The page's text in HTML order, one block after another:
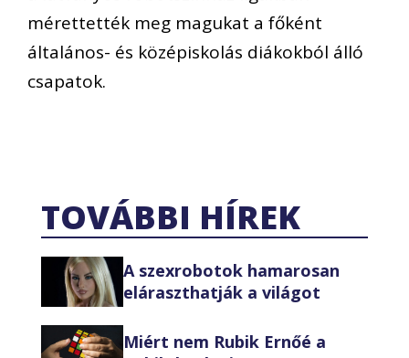
mérettették meg magukat a főként
általános- és középiskolás diákokból álló
csapatok.
TOVÁBBI HÍREK
A szexrobotok hamarosan
eláraszthatják a világot
Miért nem Rubik Ernőé a